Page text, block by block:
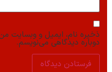
ذخیره نام، ایمیل و وبسایت
دوباره دیدگاهی می‌نویسم.